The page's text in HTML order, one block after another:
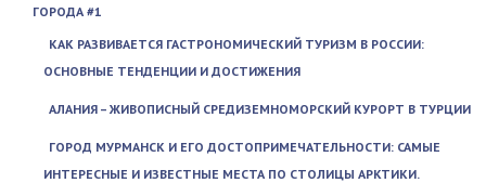
ГОРОДА #1
КАК РАЗВИВАЕТСЯ ГАСТРОНОМИЧЕСКИЙ ТУРИЗМ В РОССИИ:
ОСНОВНЫЕ ТЕНДЕНЦИИ И ДОСТИЖЕНИЯ
АЛАНИЯ – ЖИВОПИСНЫЙ СРЕДИЗЕМНОМОРСКИЙ КУРОРТ В ТУРЦИИ
ГОРОД МУРМАНСК И ЕГО ДОСТОПРИМЕЧАТЕЛЬНОСТИ: САМЫЕ
ИНТЕРЕСНЫЕ И ИЗВЕСТНЫЕ МЕСТА ПО СТОЛИЦЫ АРКТИКИ.